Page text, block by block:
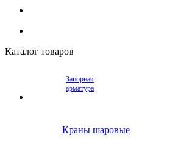
Каталог товаров
Запорная
арматура
Краны шаровые